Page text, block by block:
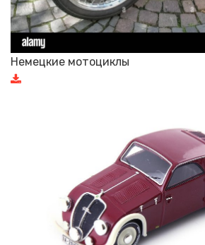
Немецкие мотоциклы